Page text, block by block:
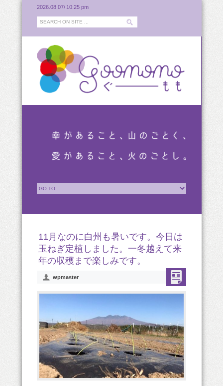
2026.08.07/ 10:25 pm
11月なのに白州も暑いです。今日は
玉ねぎ定植しました。一冬越えて来
年の収穫まで楽しみです。
wpmaster